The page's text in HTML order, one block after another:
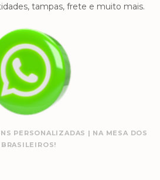
tampas, frete e muito mais.
PERSONALIZADAS | NA MESA DOS
BRASILEIROS!